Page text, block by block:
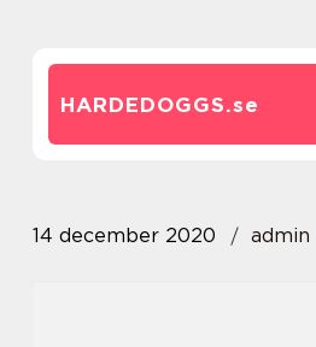
HARDEDOGGS.se
14 december 2020 admin